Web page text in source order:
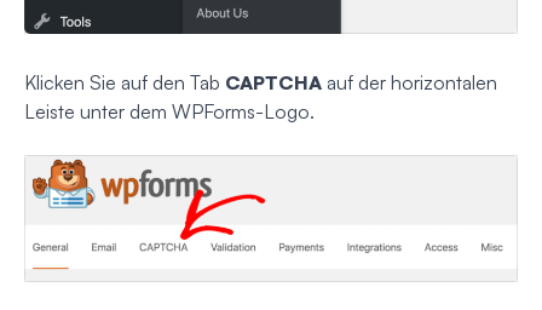
Klicken Sie auf den Tab CAPTCHA auf der horizontalen
Leiste unter dem WPForms-Logo.